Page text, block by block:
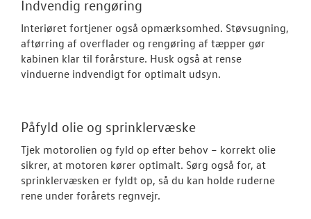
Indvendig rengøring
Interiøret fortjener også opmærksomhed. Støvsugning,
aftørring af overflader og rengøring af tæpper gør
kabinen klar til forårsture. Husk også at rense
vinduerne indvendigt for optimalt udsyn.
Påfyld olie og sprinklervæske
Tjek motorolien og fyld op efter behov – korrekt olie
sikrer, at motoren kører optimalt. Sørg også for, at
sprinklervæsken er fyldt op, så du kan holde ruderne
rene under forårets regnvejr.